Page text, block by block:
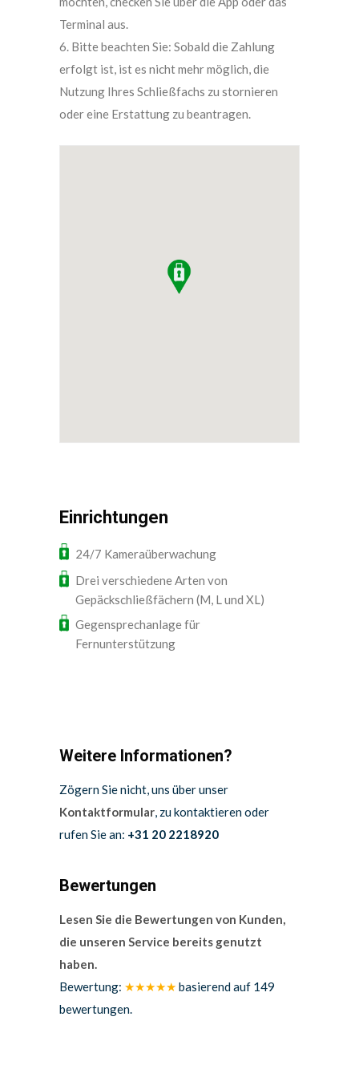
Terminal aus.
6. Bitte beachten Sie: Sobald die Zahlung
erfolgt ist, ist es nicht mehr möglich, die
Nutzung Ihres Schließfachs zu stornieren
oder eine Erstattung zu beantragen.
Einrichtungen
24/7 Kameraüberwachung
Drei verschiedene Arten von
Gepäckschließfächern (M, L und XL)
Gegensprechanlage für
Fernunterstützung
Weitere Informationen?
Zögern Sie nicht, uns über unser
Kontaktformular, zu kontaktieren oder
rufen Sie an: +31 20 2218920
Bewertungen
Lesen Sie die Bewertungen von Kunden,
die unseren Service bereits genutzt
haben.
Bewertung: ★★★★★ basierend auf 149
bewertungen.